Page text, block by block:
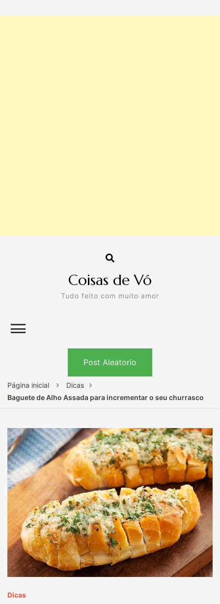
Coisas de Vó
Tudo feito com muito amor
Post Aleatorio
Página inicial
Dicas
Baguete de Alho Assada para incrementar o seu churrasco
Dicas